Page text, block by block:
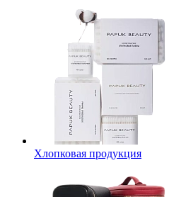
Хлопковая продукция